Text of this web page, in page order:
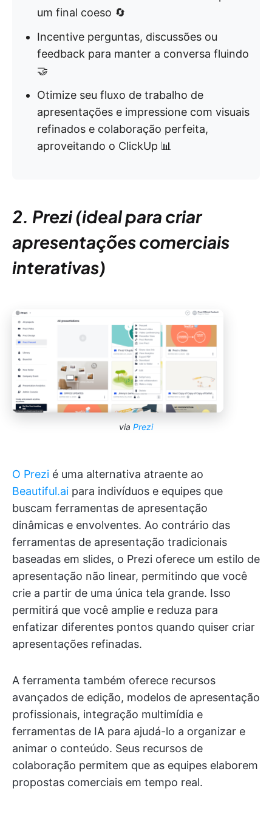
um final coeso 🔄
Incentive perguntas, discussões ou
feedback para manter a conversa fluindo
🤝
Otimize seu fluxo de trabalho de
apresentações e impressione com visuais
refinados e colaboração perfeita,
aproveitando o ClickUp 📊
2. Prezi (ideal para criar
apresentações comerciais
interativas)
via Prezi
O Prezi é uma alternativa atraente ao
Beautiful.ai para indivíduos e equipes que
buscam ferramentas de apresentação
dinâmicas e envolventes. Ao contrário das
ferramentas de apresentação tradicionais
baseadas em slides, o Prezi oferece um estilo de
apresentação não linear, permitindo que você
crie a partir de uma única tela grande. Isso
permitirá que você amplie e reduza para
enfatizar diferentes pontos quando quiser criar
apresentações refinadas.
A ferramenta também oferece recursos
avançados de edição, modelos de apresentação
profissionais, integração multimídia e
ferramentas de IA para ajudá-lo a organizar e
animar o conteúdo. Seus recursos de
colaboração permitem que as equipes elaborem
propostas comerciais em tempo real.